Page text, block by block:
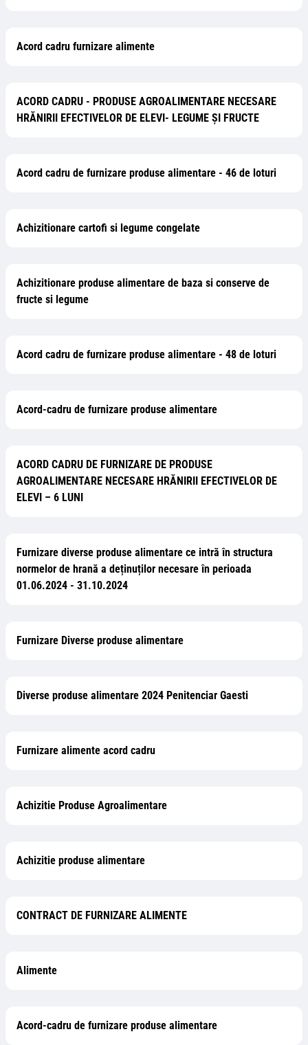
Acord cadru furnizare alimente
ACORD CADRU - PRODUSE AGROALIMENTARE NECESARE
HRĂNIRII EFECTIVELOR DE ELEVI- LEGUME ȘI FRUCTE
Acord cadru de furnizare produse alimentare - 46 de loturi
Achizitionare cartofi si legume congelate
Achizitionare produse alimentare de baza si conserve de
fructe si legume
Acord cadru de furnizare produse alimentare - 48 de loturi
Acord-cadru de furnizare produse alimentare
ACORD CADRU DE FURNIZARE DE PRODUSE
AGROALIMENTARE NECESARE HRĂNIRII EFECTIVELOR DE
ELEVI – 6 LUNI
Furnizare diverse produse alimentare ce intră în structura
normelor de hrană a deținuților necesare în perioada
01.06.2024 - 31.10.2024
Furnizare Diverse produse alimentare
Diverse produse alimentare 2024 Penitenciar Gaesti
Furnizare alimente acord cadru
Achizitie Produse Agroalimentare
Achizitie produse alimentare
CONTRACT DE FURNIZARE ALIMENTE
Alimente
Acord-cadru de furnizare produse alimentare